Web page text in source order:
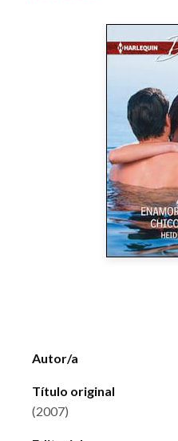
Autor/a
Título original
(2007)